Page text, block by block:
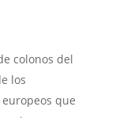
colonos del
los
que